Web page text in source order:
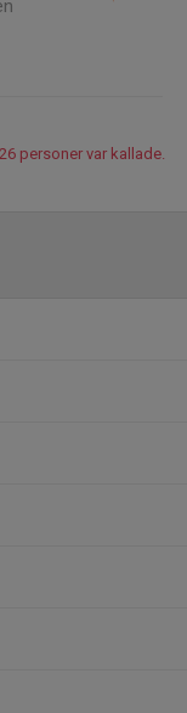
personer var kallade.